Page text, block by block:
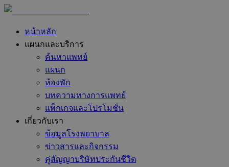
หน้าหลัก
แผนกและบริการ
ค้นหาแพทย์
แผนก
ห้องพัก
บทความทางการแพทย์
แพ็กเกจและโปรโมชั่น
เกี่ยวกับเรา
ข้อมูลโรงพยาบาล
ข่าวสารและกิจกรรม
คู่สัญญาบริษัทประกันชีวิต